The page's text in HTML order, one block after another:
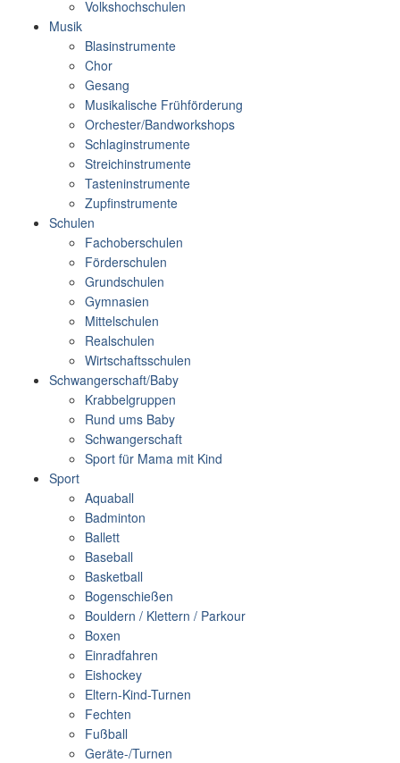
Volkshochschulen
Musik
Blasinstrumente
Chor
Gesang
Musikalische Frühförderung
Orchester/Bandworkshops
Schlaginstrumente
Streichinstrumente
Tasteninstrumente
Zupfinstrumente
Schulen
Fachoberschulen
Förderschulen
Grundschulen
Gymnasien
Mittelschulen
Realschulen
Wirtschaftsschulen
Schwangerschaft/Baby
Krabbelgruppen
Rund ums Baby
Schwangerschaft
Sport für Mama mit Kind
Sport
Aquaball
Badminton
Ballett
Baseball
Basketball
Bogenschießen
Bouldern / Klettern / Parkour
Boxen
Einradfahren
Eishockey
Eltern-Kind-Turnen
Fechten
Fußball
Geräte-/Turnen